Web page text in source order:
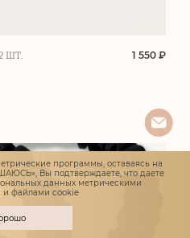
ШТ.
1 550 ₽
Не теряют форму
программы, оставаясь на
Вы подтверждаете, что даете
данных метрическими
и файлами cookie